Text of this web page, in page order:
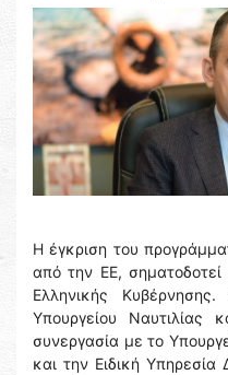
Η έγκριση του
από την ΕΕ, σηματοδοτεί
Ελληνικής
Υπουργείου Ναυτιλίας
συνεργασία με το
και την Ειδική Υπηρεσία